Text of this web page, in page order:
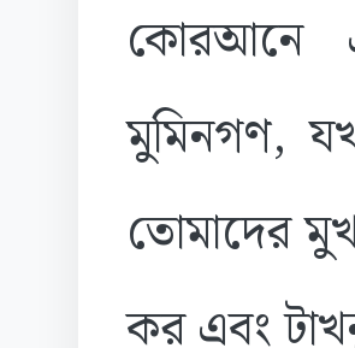
কোরআনে
মুমিনগণ,
তোমাদের
কর এবং